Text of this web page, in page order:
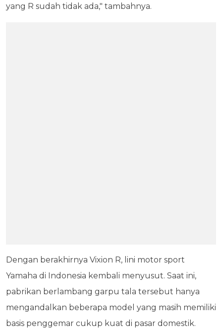
yang R sudah tidak ada," tambahnya.
Dengan berakhirnya Vixion R, lini motor sport
Yamaha di Indonesia kembali menyusut. Saat ini,
pabrikan berlambang garpu tala tersebut hanya
mengandalkan beberapa model yang masih memiliki
basis penggemar cukup kuat di pasar domestik.